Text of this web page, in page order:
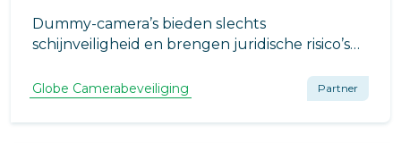
Dummy-camera’s bieden slechts
schijnveiligheid en brengen juridische risico’s
af en u staat bij incidenten met lege handen.
Kies binnen uw VvE voor echte preventie en
betrouwbare bewijslast, geen nep-oplossing
Globe Camerabeveiliging Partner